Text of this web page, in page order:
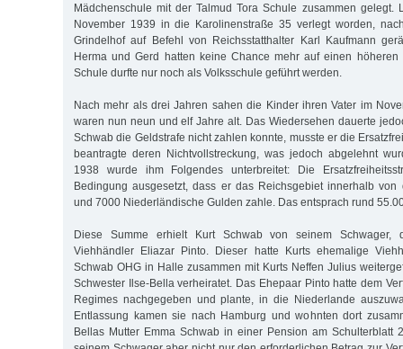
Mädchenschule mit der Talmud Tora Schule zusammen gelegt.
November 1939 in die Karolinenstraße 35 verlegt worden,
Grindelhof auf Befehl von Reichsstatthalter Karl Kaufmann
Herma und Gerd hatten keine Chance mehr auf einen höheren
Schule durfte nur noch als Volksschule geführt werden.
Nach mehr als drei Jahren sahen die Kinder ihren Vater im
waren nun neun und elf Jahre alt. Das Wiedersehen dauerte
Schwab die Geldstrafe nicht zahlen konnte, musste er die
beantragte deren Nichtvollstreckung, was jedoch abgelehnt
1938 wurde ihm Folgendes unterbreitet: Die
Bedingung ausgesetzt, dass er das Reichsgebiet innerhalb von
und 7000 Niederländische Gulden zahle. Das entsprach rund
Diese Summe erhielt Kurt Schwab von seinem Schwager,
Viehhändler Eliazar Pinto. Dieser hatte Kurts ehemalige
Schwab OHG in Halle zusammen mit Kurts Neffen Julius
Schwester Ilse-Bella verheiratet. Das Ehepaar Pinto hatte dem
Regimes nachgegeben und plante, in die Niederlande
Entlassung kamen sie nach Hamburg und wohnten dort
Bellas Mutter Emma Schwab in einer Pension am Schulterblatt